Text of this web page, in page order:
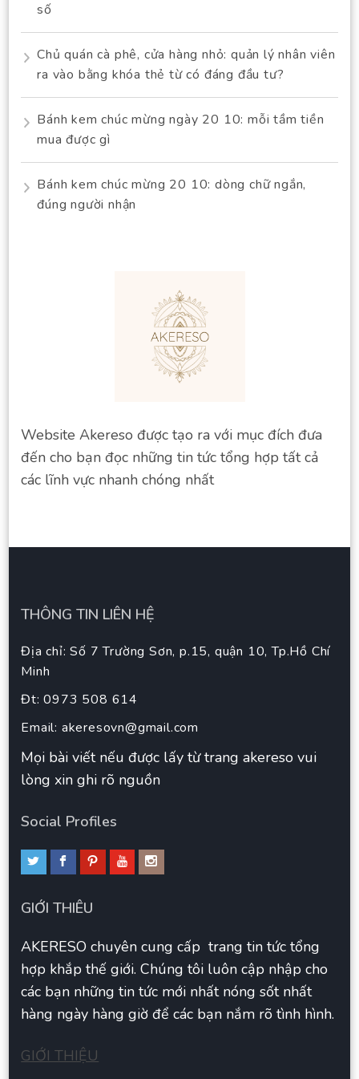
số
Chủ quán cà phê, cửa hàng nhỏ: quản lý nhân viên
ra vào bằng khóa thẻ từ có đáng đầu tư?
Bánh kem chúc mừng ngày 20 10: mỗi tầm tiền
mua được gì
Bánh kem chúc mừng 20 10: dòng chữ ngắn,
đúng người nhận
Website Akereso được tạo ra với mục đích đưa
đến cho bạn đọc những tin tức tổng hợp tất cả
các lĩnh vực nhanh chóng nhất
THÔNG TIN LIÊN HỆ
Địa chỉ: Số 7 Trường Sơn, p.15, quận 10, Tp.Hồ Chí
Minh
Đt: 0973 508 614
Email: akeresovn@gmail.com
Mọi bài viết nếu được lấy từ trang akereso vui
lòng xin ghi rõ nguồn
Social Profiles
GIỚI THIÊU
AKERESO chuyên cung cấp trang tin tức tổng
hợp khắp thế giới. Chúng tôi luôn cập nhập cho
các bạn những tin tức mới nhất nóng sốt nhất
hàng ngày hàng giờ để các bạn nắm rõ tình hình.
GIỚI THIỆU